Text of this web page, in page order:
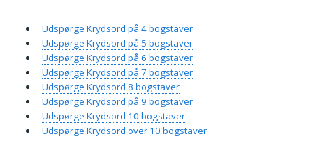
Udspørge Krydsord på 4 bogstaver
Udspørge Krydsord på 5 bogstaver
Udspørge Krydsord på 6 bogstaver
Udspørge Krydsord på 7 bogstaver
Udspørge Krydsord 8 bogstaver
Udspørge Krydsord på 9 bogstaver
Udspørge Krydsord 10 bogstaver
Udspørge Krydsord over 10 bogstaver